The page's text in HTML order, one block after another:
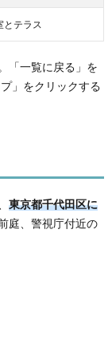
とテラス
「一覧に戻る」を
」をクリックする
東京都千代田区に
庭、警視庁付近の